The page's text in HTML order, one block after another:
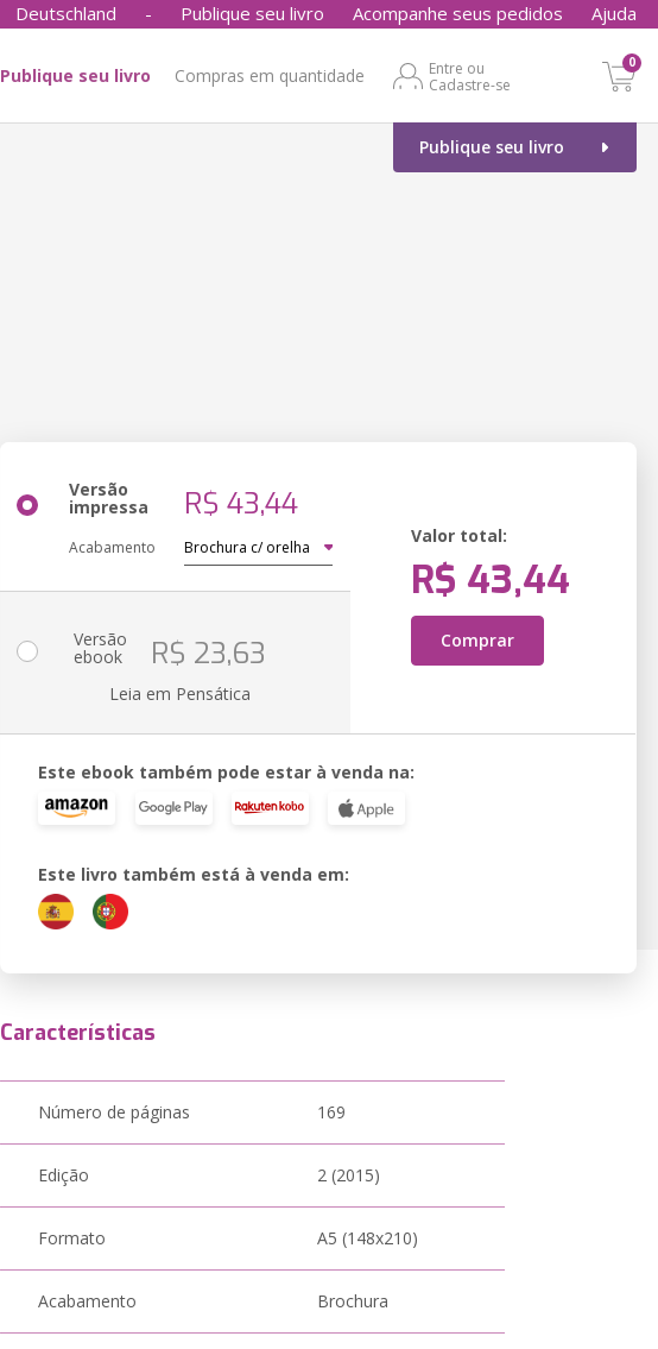
Deutschland - Publique seu livro Acompanhe seus pedidos Ajuda
Publique seu livro Compras em quantidade
Entre ou
Cadastre-se
0
Publique seu livro
Versão
impressa R$ 43,44
Acabamento
Valor total:
R$ 43,44
Comprar
Versão
ebook R$ 23,63
Leia em Pensática
Este ebook também pode estar à venda na:
Este livro também está à venda em:
Características
Número de páginas 169
Edição 2 (2015)
Formato A5 (148x210)
Acabamento Brochura